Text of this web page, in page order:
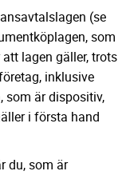
(se
som
lagen gäller, trots
inklusive
som är dispositiv,
i första hand
du, som är